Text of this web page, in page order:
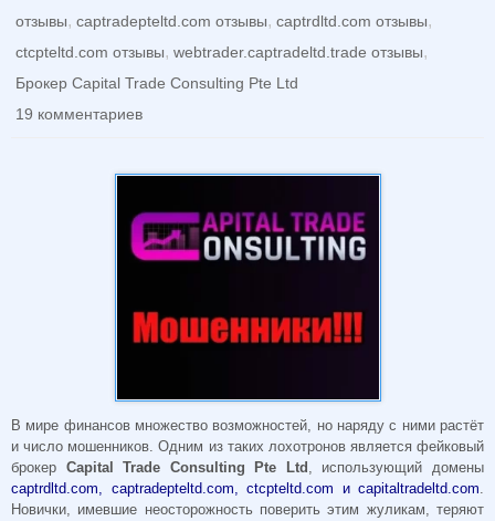
отзывы, captradepteltd.com отзывы, captrdltd.com отзывы,
ctcpteltd.com отзывы, webtrader.captradeltd.trade отзывы,
Брокер Capital Trade Consulting Pte Ltd
19 комментариев
В мире финансов множество возможностей, но наряду с ними растёт
и число мошенников. Одним из таких лохотронов является фейковый
брокер Capital Trade Consulting Pte Ltd , использующий домены
captrdltd.com, captradepteltd.com, ctcpteltd.com и capitaltradeltd.com.
Новички, имевшие неосторожность поверить этим жуликам, теряют